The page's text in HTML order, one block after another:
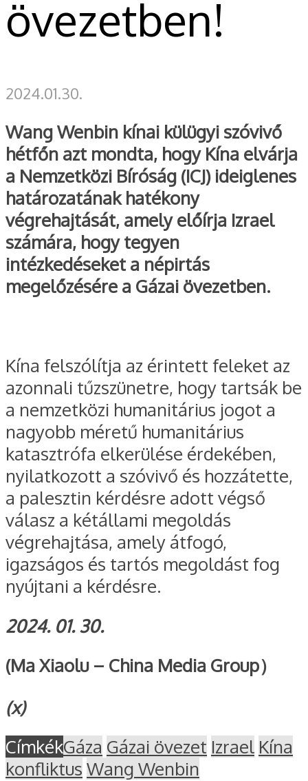
övezetben!
2024.01.30.
Wang Wenbin kínai külügyi szóvivő
hétfőn azt mondta, hogy Kína elvárja
a Nemzetközi Bíróság (ICJ) ideiglenes
határozatának hatékony
végrehajtását, amely előírja Izrael
számára, hogy tegyen
intézkedéseket a népirtás
megelőzésére a Gázai övezetben.
Kína felszólítja az érintett feleket az
azonnali tűzszünetre, hogy tartsák be
a nemzetközi humanitárius jogot a
nagyobb méretű humanitárius
katasztrófa elkerülése érdekében,
nyilatkozott a szóvivő és hozzátette,
a palesztin kérdésre adott végső
válasz a kétállami megoldás
végrehajtása, amely átfogó,
igazságos és tartós megoldást fog
nyújtani a kérdésre.
2024. 01. 30.
(Ma Xiaolu – China Media Group）
(x)
CímkékGáza Gázai övezet Izrael Kína
konfliktus Wang Wenbin